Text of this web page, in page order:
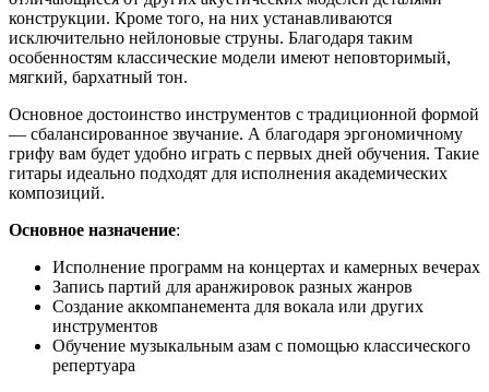
конструкции. Кроме того, на них устанавливаются
исключительно нейлоновые струны. Благодаря таким
особенностям классические модели имеют неповторимый,
мягкий, бархатный тон.
Основное достоинство инструментов с традиционной формой
— сбалансированное звучание. А благодаря эргономичному
грифу вам будет удобно играть с первых дней обучения. Такие
гитары идеально подходят для исполнения академических
композиций.
Основное назначение:
Исполнение программ на концертах и камерных вечерах
Запись партий для аранжировок разных жанров
Создание аккомпанемента для вокала или других
инструментов
Обучение музыкальным азам с помощью классического
репертуара